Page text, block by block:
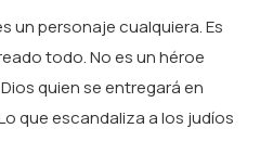
un personaje cualquiera. Es
todo. No es un héroe
quien se entregará en
que escandaliza a los judíos